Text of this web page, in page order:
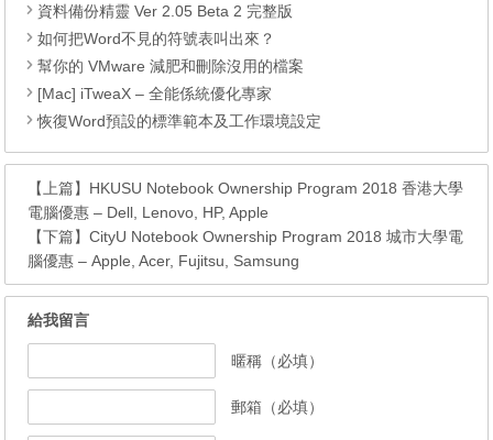
資料備份精靈 Ver 2.05 Beta 2 完整版
如何把Word不見的符號表叫出來？
幫你的 VMware 減肥和刪除沒用的檔案
[Mac] iTweaX – 全能係統優化專家
恢復Word預設的標準範本及工作環境設定
【上篇】 HKUSU Notebook Ownership Program 2018 香港大學
電腦優惠 – Dell, Lenovo, HP, Apple
【下篇】CityU Notebook Ownership Program 2018 城市大學電
腦優惠 – Apple, Acer, Fujitsu, Samsung
給我留言
暱稱（必填）
郵箱（必填）